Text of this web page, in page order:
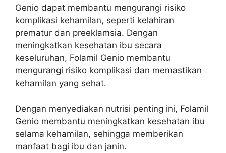
Genio dapat membantu mengurangi risiko
komplikasi kehamilan, seperti kelahiran
prematur dan preeklamsia. Dengan
meningkatkan kesehatan ibu secara
keseluruhan, Folamil Genio membantu
mengurangi risiko komplikasi dan memastikan
kehamilan yang sehat.
Dengan menyediakan nutrisi penting ini, Folamil
Genio membantu meningkatkan kesehatan ibu
selama kehamilan, sehingga memberikan
manfaat bagi ibu dan janin.